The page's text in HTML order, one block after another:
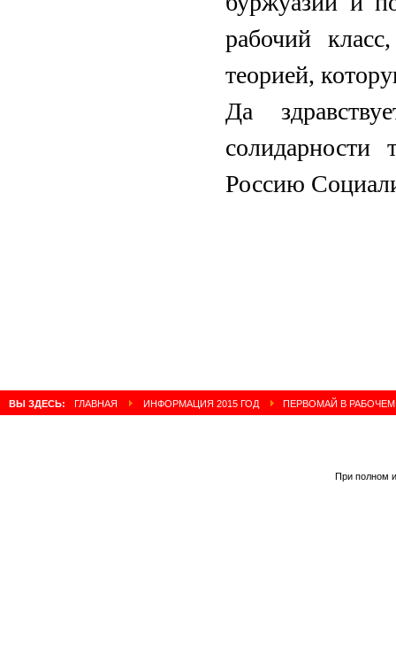
рабочий
теорией,
Да
Россию
ВЫ ЗДЕСЬ: ГЛАВНАЯ ИНФОРМАЦИЯ 2015 ГОД ПЕРВОМАЙ В
При полном